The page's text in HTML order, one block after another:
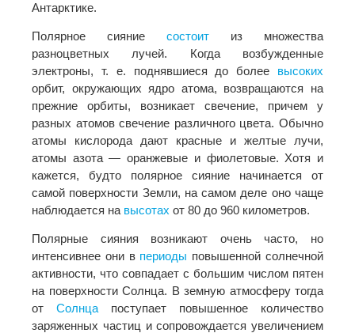
Антарктике.
Полярное сияние состоит из множества
разноцветных лучей. Когда возбужденные
электроны, т. е. поднявшиеся до более высоких
орбит, окружающих ядро атома, возвращаются на
прежние орбиты, возникает свечение, причем у
разных атомов свечение различного цвета. Обычно
атомы кислорода дают красные и желтые лучи,
атомы азота — оранжевые и фиолетовые. Хотя и
кажется, будто полярное сияние начинается от
самой поверхности Земли, на самом деле оно чаще
наблюдается на высотах от 80 до 960 километров.
Полярные сияния возникают очень часто, но
интенсивнее они в периоды повышенной солнечной
активности, что совпадает с большим числом пятен
на поверхности Солнца. В земную атмосферу тогда
от Солнца поступает повышенное количество
заряженных частиц и сопровождается увеличением